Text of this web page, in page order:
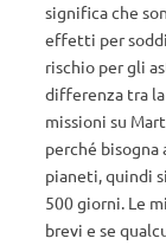
significa che
effetti per
rischio per gli
differenza tra la
missioni su
perché
pianeti, quindi
500 giorni. Le
brevi e se